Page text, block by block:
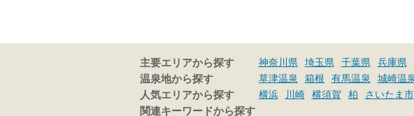
主要エリアから探す 神奈川県 埼玉県 千葉県 兵庫県
温泉地から探す
草津温泉 箱根 有馬温泉 城崎温
人気エリアから探す
横浜 川崎 横須賀 柏 さいたま市
関連キーワードから探す